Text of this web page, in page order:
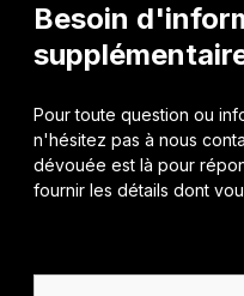
Besoin
Pour toute question ou
n'hésitez pas à nous
dévouée est là pour
fournir les détails dont